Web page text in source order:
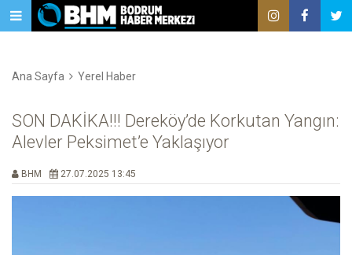
Ana Sayfa Yerel Haber
SON DAKİKA!!! Dereköy’de Korkutan Yangın:
Alevler Peksimet’e Yaklaşıyor
BHM 27.07.2025 13:45